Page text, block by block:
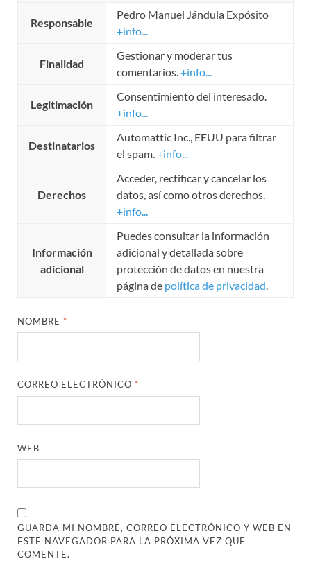
Responsable
Pedro Manuel Jándula Expósito
+info...
Finalidad
Gestionar y moderar tus
comentarios.+info...
Legitimación
Consentimiento del interesado.
+info...
Destinatarios
Automattic Inc., EEUU para filtrar
el spam.+info...
Derechos
Acceder, rectificar y cancelar los
datos, así como otros derechos.
+info...
Información
adicional
Puedes consultar la información
adicional y detallada sobre
protección de datos en nuestra
página de política de privacidad.
NOMBRE *
CORREO ELECTRÓNICO *
WEB
GUARDA MI NOMBRE, CORREO ELECTRÓNICO Y WEB EN
ESTE NAVEGADOR PARA LA PRÓXIMA VEZ QUE
COMENTE.